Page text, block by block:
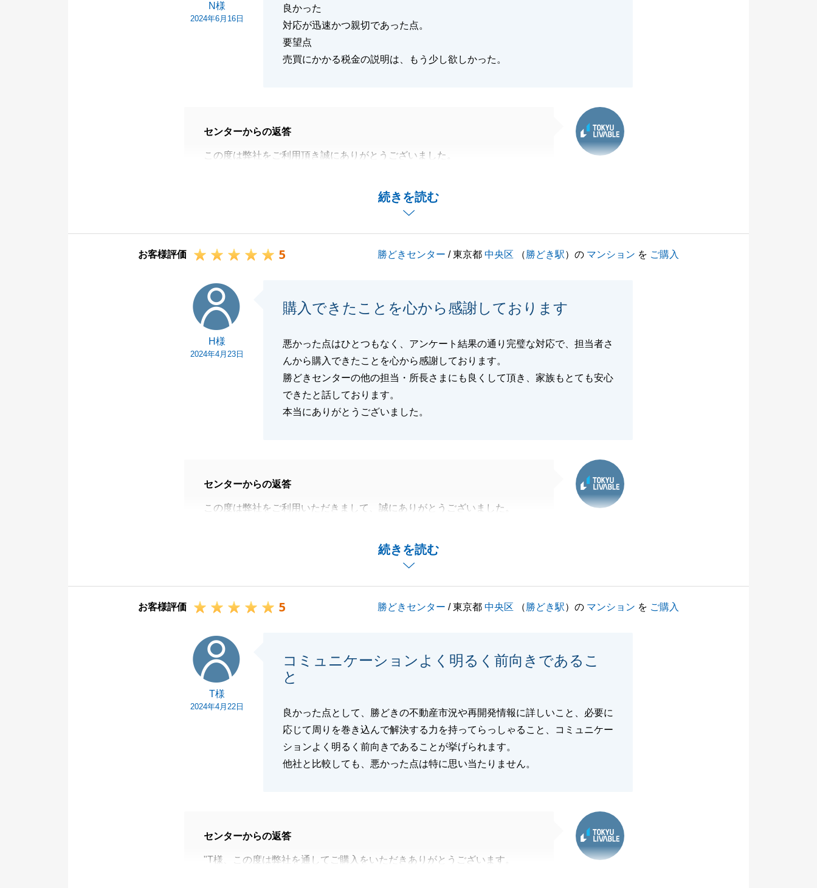
N様
2024年6月16日
良かった
対応が迅速かつ親切であった点。
要望点
売買にかかる税金の説明は、もう少し欲しかった。
続きを読む
センターからの返答
この度は弊社をご利用頂き誠にありがとうございました。
ご協力いただき、ありがとうございました。
お客様評価 5 勝どきセンター / 東京都中央区 （勝どき駅）の マンション を ご購入
H様
2024年4月23日
購入できたことを心から感謝しております
悪かった点はひとつもなく、アンケート結果の通り完璧な対応で、担当者さ
んから購入できたことを心から感謝しております。
勝どきセンターの他の担当・所長さまにも良くして頂き、家族もとても安心
できたと話しております。
本当にありがとうございました。
続きを読む
センターからの返答
この度は弊社をご利用いただきまして、誠にありがとうございました。
にも大変喜んでいただけた時は、営業冥利に尽きる瞬間でした。
また私共でお役に立てることがございましたら、お気軽にお申し付けくださ
閉じる
お客様評価 5 勝どきセンター / 東京都中央区 （勝どき駅）の マンション を ご購入
T様
2024年4月22日
コミュニケーションよく明るく前向きであるこ
と
良かった点として、勝どきの不動産市況や再開発情報に詳しいこと、必要に
応じて周りを巻き込んで解決する力を持ってらっしゃること、コミュニケー
ションよく明るく前向きであることが挙げられます。
他社と比較しても、悪かった点は特に思い当たりません。
センターからの返答
"T様、この度は弊社を通してご購入をいただきありがとうございます。